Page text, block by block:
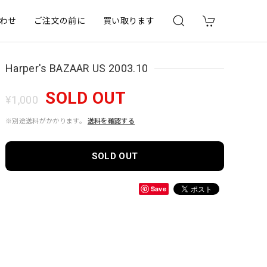
せ ご注文の前に 買い取ります
Harper's BAZAAR US 2003.10
¥1,000 SOLD OUT
※別途送料がかかります。 送料を確認する
SOLD OUT
Save